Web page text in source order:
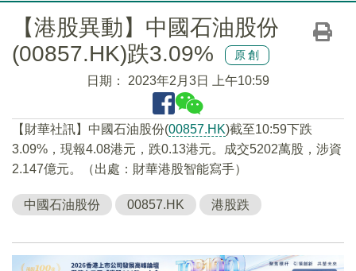
【港股異動】中國石油股份
(00857.HK)跌3.09%
原創
日期： 2023年2月3日 上午10:59
【財華社訊】中國石油股份(00857.HK)截至10:59下跌
3.09%，現報4.08港元，跌0.13港元。成交5202萬股，涉資
2.147億元。（出處：財華港股智能寫手）
中國石油股份 00857.HK 港股跌